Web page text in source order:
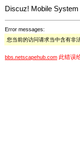
Discuz! Mobile
Error messages:
您当前的访问请求当中含有非
bbs.netscapehub.com 此错误